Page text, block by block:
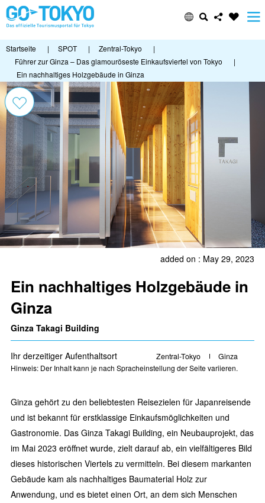
Startseite | SPOT | Zentral-Tokyo
|
Führer zur Ginza – Das glamouröseste Einkaufsviertel von Tokyo
|
Ein nachhaltiges Holzgebäude in Ginza
added on : May 29, 2023
Ein nachhaltiges Holzgebäude in
Ginza
Ginza Takagi Building
Ihr derzeitiger Aufenthaltsort Zentral-Tokyo Ginza
Hinweis: Der Inhalt kann je nach Spracheinstellung der Seite variieren.
Ginza gehört zu den beliebtesten Reisezielen für Japanreisende
und ist bekannt für erstklassige Einkaufsmöglichkeiten und
Gastronomie. Das Ginza Takagi Building, ein Neubauprojekt, das
im Mai 2023 eröffnet wurde, zielt darauf ab, ein vielfältigeres Bild
dieses historischen Viertels zu vermitteln. Bei diesem markanten
Gebäude kam als nachhaltiges Baumaterial Holz zur
Anwendung, und es bietet einen Ort, an dem sich Menschen